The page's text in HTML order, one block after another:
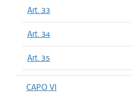
Art. 33
Art. 34
Art. 35
CAPO VI